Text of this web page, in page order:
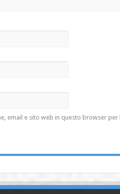
email e sito web in questo browser